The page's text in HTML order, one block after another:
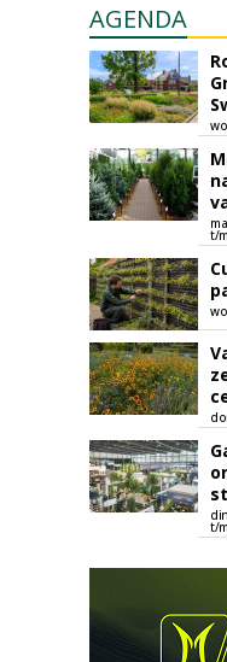
AGENDA
t/
t/